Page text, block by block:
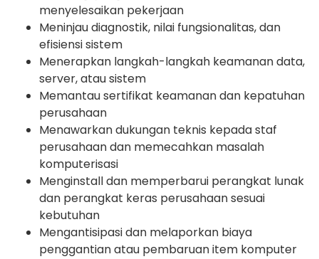
menyelesaikan pekerjaan
Meninjau diagnostik, nilai fungsionalitas, dan
efisiensi sistem
Menerapkan langkah-langkah keamanan data,
server, atau sistem
Memantau sertifikat keamanan dan kepatuhan
perusahaan
Menawarkan dukungan teknis kepada staf
perusahaan dan memecahkan masalah
komputerisasi
Menginstall dan memperbarui perangkat lunak
dan perangkat keras perusahaan sesuai
kebutuhan
Mengantisipasi dan melaporkan biaya
penggantian atau pembaruan item komputer